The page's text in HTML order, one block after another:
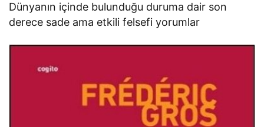
Dünyanın içinde bulunduğu duruma dair son
derece sade ama etkili felsefi yorumlar